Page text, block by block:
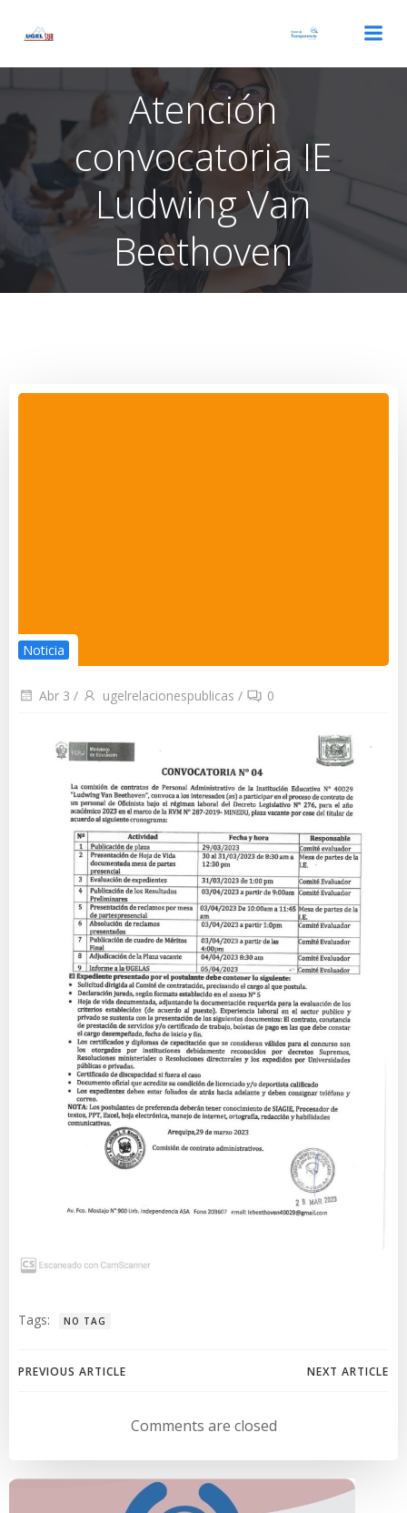
Atención
convocatoria IE
Ludwing Van
Beethoven
Noticia
Abr 3 / ugelrelacionespublicas / 0
Tags: NO TAG
Navegación
entradas
PREVIOUS ARTICLE
Navegación
de
entradas
NEXT ARTICLE
Comments are closed